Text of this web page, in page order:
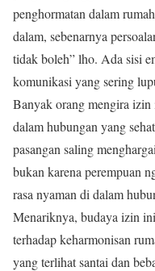
penghormatan dalam
dalam, sebenarnya
tidak boleh” lho. Ada sisi
komunikasi yang sering
Banyak orang mengira izin
dalam hubungan yang
pasangan saling
bukan karena perempuan
rasa nyaman di dalam
Menariknya, budaya izin
terhadap keharmonisan
yang terlihat santai dan